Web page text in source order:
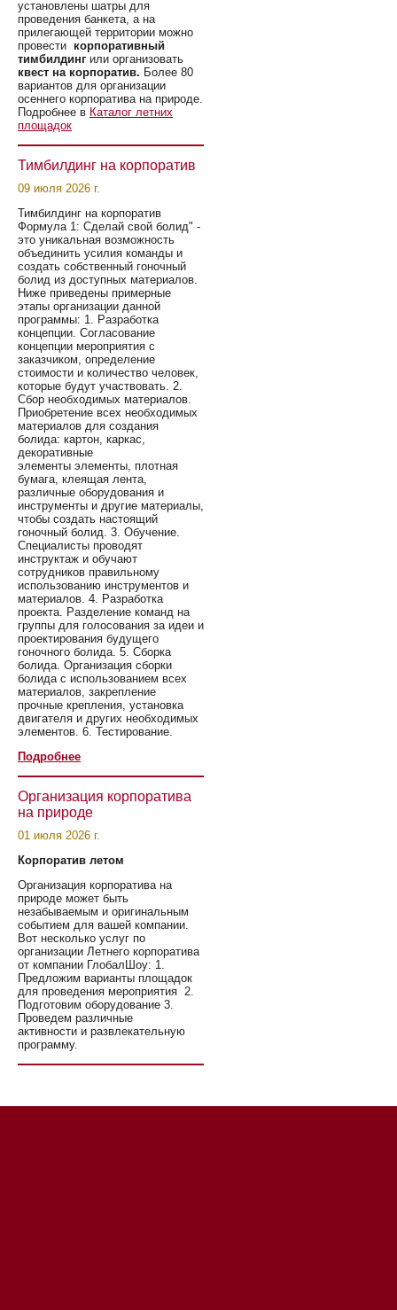
установлены шатры для
проведения банкета, а на
прилегающей территории можно
провести корпоративный
тимбилдинг или организовать
квест на корпоратив. Более 80
вариантов для организации
осеннего корпоратива на природе.
Подробнее в Каталог летних
площадок
Тимбилдинг на корпоратив
09 июля 2026 г.
Тимбилдинг на корпоратив
Формула 1: Сделай свой болид" -
это уникальная возможность
объединить усилия команды и
создать собственный гоночный
болид из доступных материалов.
Ниже приведены примерные
этапы организации данной
программы: 1. Разработка
концепции. Согласование
концепции мероприятия с
заказчиком, определение
стоимости и количество человек,
которые будут участвовать. 2.
Сбор необходимых материалов.
Приобретение всех необходимых
материалов для создания
болида: картон, каркас,
декоративные
элементы элементы, плотная
бумага, клеящая лента,
различные оборудования и
инструменты и другие материалы,
чтобы создать настоящий
гоночный болид. 3. Обучение.
Специалисты проводят
инструктаж и обучают
сотрудников правильному
использованию инструментов и
материалов. 4. Разработка
проекта. Разделение команд на
группы для голосования за идеи и
проектирования будущего
гоночного болида. 5. Сборка
болида. Организация сборки
болида с использованием всех
материалов, закрепление
прочные крепления, установка
двигателя и других необходимых
элементов. 6. Тестирование.
Подробнее
Организация корпоратива
на природе
01 июля 2026 г.
Корпоратив летом
Организация корпоратива на
природе может быть
незабываемым и оригинальным
событием для вашей компании.
Вот несколько услуг по
организации Летнего корпоратива
от компании ГлобалШоу: 1.
Предложим варианты площадок
для проведения мероприятия 2.
Подготовим оборудование 3.
Проведем различные
активности и развлекательную
программу.